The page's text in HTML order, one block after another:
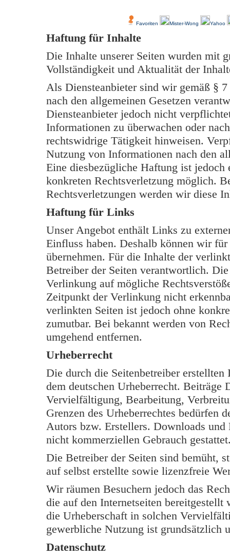
Favoriten Mister-Wong Yahoo
Haftung für Inhalte
Die Inhalte unserer Seiten wurden mit
Vollständigkeit und Aktualität der
Als Diensteanbieter sind wir gemäß §
nach den allgemeinen Gesetzen
Diensteanbieter jedoch nicht
Informationen zu überwachen oder
rechtswidrige Tätigkeit hinweisen.
Nutzung von Informationen nach den
Eine diesbezügliche Haftung ist
konkreten Rechtsverletzung möglich.
Rechtsverletzungen werden wir diese
Haftung für Links
Unser Angebot enthält Links zu
Einfluss haben. Deshalb können wir
übernehmen. Für die Inhalte der
Betreiber der Seiten verantwortlich.
Verlinkung auf mögliche
Zeitpunkt der Verlinkung nicht
verlinkten Seiten ist jedoch ohne
zumutbar. Bei bekannt werden von
umgehend entfernen.
Urheberrecht
Die durch die Seitenbetreiber
dem deutschen Urheberrecht.
Vervielfältigung, Bearbeitung,
Grenzen des Urheberrechtes bedürfen
Autors bzw. Erstellers. Downloads
nicht kommerziellen Gebrauch
Die Betreiber der Seiten sind bemüht,
auf selbst erstellte sowie lizenzfreie
Wir räumen Besuchern jedoch das
die auf den Internetseiten
die Urheberschaft in solchen
gewerbliche Nutzung ist grundsätzlich
Datenschutz